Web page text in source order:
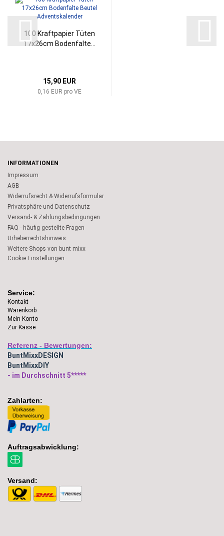
100 Kraftpapier Tüten
17x26cm Bodenfalte...
15,90 EUR
0,16 EUR pro VE
INFORMATIONEN
Impressum
AGB
Widerrufsrecht & Widerrufsformular
Privatsphäre und Datenschutz
Versand- & Zahlungsbedingungen
FAQ - häufig gestellte Fragen
Urheberrechtshinweis
Weitere Shops von bunt-mixx
Cookie Einstellungen
Service:
Kontakt
Warenkorb
Mein Konto
Zur Kasse
Referenz - Bewertungen:
BuntMixxDESIGN
BuntMixxDIY
- im Durchschnitt 5*****
Zahlarten:
Auftragsabwicklung:
Versand: